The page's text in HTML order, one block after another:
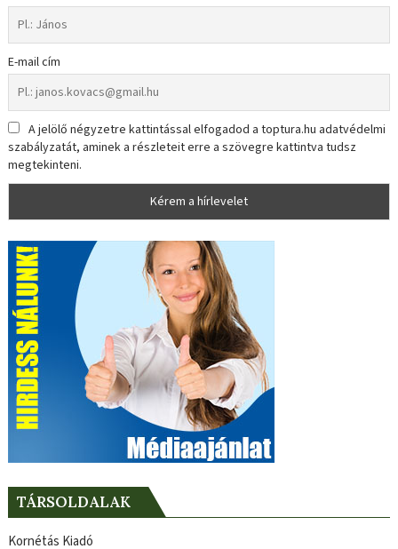
E-mail cím
A jelölő négyzetre kattintással elfogadod a toptura.hu adatvédelmi
szabályzatát, aminek a részleteit erre a szövegre kattintva tudsz
megtekinteni.
TÁRSOLDALAK
Kornétás Kiadó